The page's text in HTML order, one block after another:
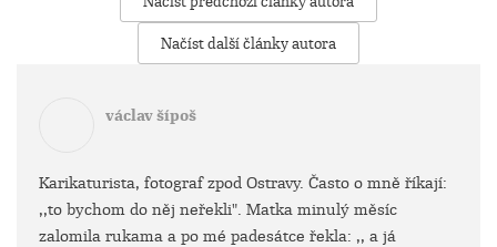
Načíst další články autora
václav šípoš
Karikaturista, fotograf zpod Ostravy. Často o mně říkají:
,,to bychom do něj neřekli". Matka minulý měsíc
zalomila rukama a po mé padesátce řekla: ,, a já